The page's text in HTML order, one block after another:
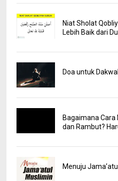
Niat Sholat
Lebih Baik dari
Doa untuk
Bagaimana
dan Rambut?
Menuju